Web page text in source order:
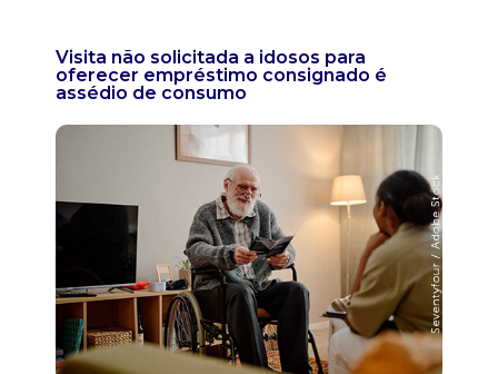
Visita não solicitada a idosos para
oferecer empréstimo consignado é
assédio de consumo